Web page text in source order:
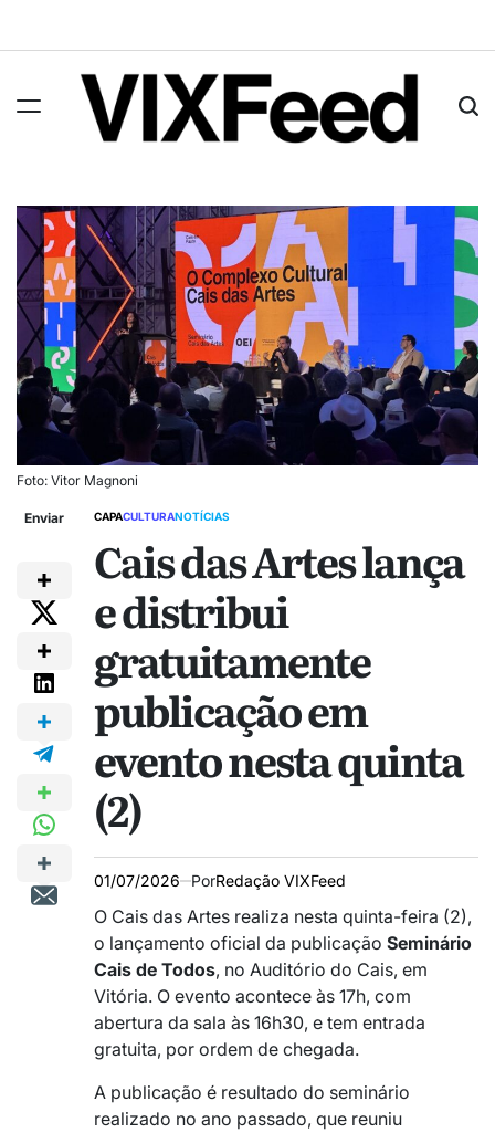
Foto: Vitor Magnoni
Enviar CAPACULTURANOTÍCIAS
Cais das Artes lança
e distribui
gratuitamente
publicação em
evento nesta quinta
(2)
01/07/2026 PorRedação VIXFeed
O Cais das Artes realiza nesta quinta-feira (2),
o lançamento oficial da publicação Seminário
Cais de Todos, no Auditório do Cais, em
Vitória. O evento acontece às 17h, com
abertura da sala às 16h30, e tem entrada
gratuita, por ordem de chegada.
A publicação é resultado do seminário
realizado no ano passado, que reuniu